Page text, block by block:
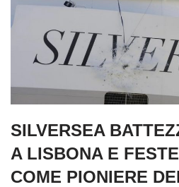
SILVERSEA
A LISBONA E
COME PIONIERE